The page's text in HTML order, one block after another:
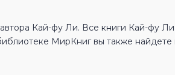
Кай-фу Ли. Все книги Кай-фу
МирКниг вы также найдете